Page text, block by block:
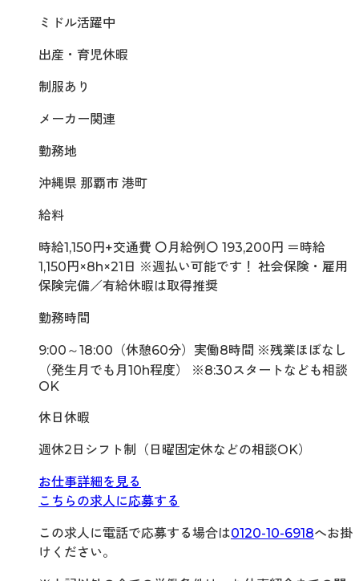
ミドル活躍中
出産・育児休暇
制服あり
メーカー関連
勤務地
沖縄県 那覇市 港町
給料
時給1,150円+交通費 〇月給例〇 193,200円 ＝時給
1,150円×8h×21日 ※週払い可能です！ 社会保険・雇用
保険完備／有給休暇は取得推奨
勤務時間
9:00～18:00（休憩60分）実働8時間 ※残業ほぼなし
（発生月でも月10h程度） ※8:30スタートなども相談
OK
休日休暇
週休2日シフト制（日曜固定休などの相談OK）
お仕事詳細を見る
こちらの求人に応募する
この求人に電話で応募する場合は0120-10-6918へお掛
けください。